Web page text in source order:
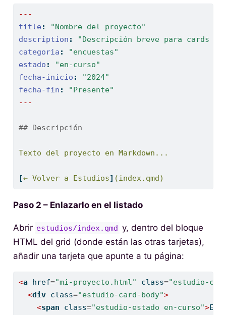
---
title :
"Nombre del proyecto"
description :
"Descripción breve para cards o
categoria :
"encuestas"
estado :
"en-curso"
fecha-inicio :
"2024"
fecha-fin :
"Presente"
---
## Descripción
Texto del proyecto en Markdown...
[← Volver a Estudios] (index.qmd)
Paso 2 – Enlazarlo en el listado
Abrir estudios/index.qmd y, dentro del bloque
HTML del grid (donde están las otras tarjetas),
añadir una tarjeta que apunte a tu página:
<a href="mi-proyecto.html" class="estudio-
<div class="estudio-card-body">
<span class="estudio-estado en-curso">En